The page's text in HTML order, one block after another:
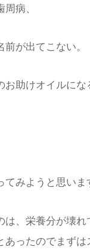
病、
が出てこない。
お助けオイルにな
てみようと思いま
は、栄養分が壊
あったのでまずは